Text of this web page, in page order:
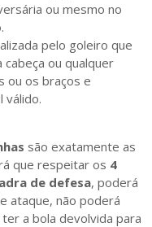
ou mesmo no
.
pelo goleiro que
ou qualquer
ou os braços e
válido.
são exatamente as
que respeitar os 4
de defesa, poderá
ataque, não poderá
a bola devolvida para